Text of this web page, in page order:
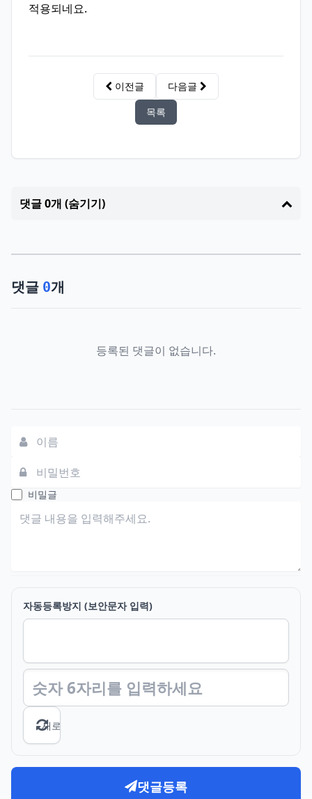
적용되네요.
이전글
다음글
목록
댓글 0개 (숨기기)
댓글 0개
등록된 댓글이 없습니다.
댓글쓰기
비밀글
자동등록방지 (보안문자 입력)
새로고침
댓글등록